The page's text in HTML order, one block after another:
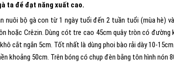
ta để đạt năng xuất cao.
nuôi bộ gà con từ 1 ngày tuổi đến 2 tuần tuổi (mùa hè)
hoặc Crêzin. Dùng cót tre cao 45cm quây tròn có
cắt ngắn 5cm. Tốt nhất là dùng phoi bào rải dày 10-
khoảng 50cm. Trên bóng có chụp đèn bằng tôn hình